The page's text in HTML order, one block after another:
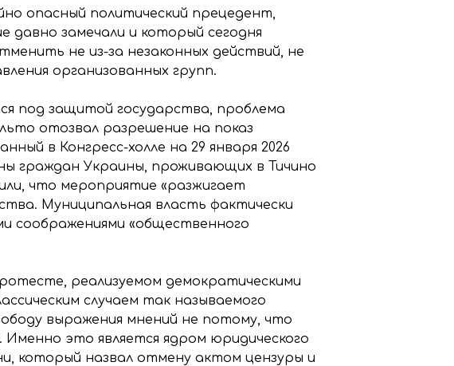
опасный политический прецедент,
замечали и который сегодня
не из-за незаконных действий, не
организованных групп.
под защитой государства, проблема
отозвал разрешение на показ
в Конгресс-холле на 29 января 2026
граждан Украины, проживающих в Тичино
что мероприятие «разжигает
Муниципальная власть фактически
соображениями «общественного
реализуемом демократическими
случаем так называемого
выражения мнений не потому, что
это является ядром юридического
который назвал отмену актом цензуры и